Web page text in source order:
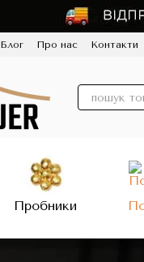
Блог Про нас Контакти
Пробники